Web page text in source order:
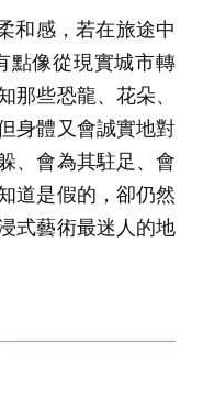
和感，若在旅途中
點像從現實城市轉
那些恐龍、花朵、
身體又會誠實地對
、會為其駐足、會
道是假的，卻仍然
式藝術最迷人的地